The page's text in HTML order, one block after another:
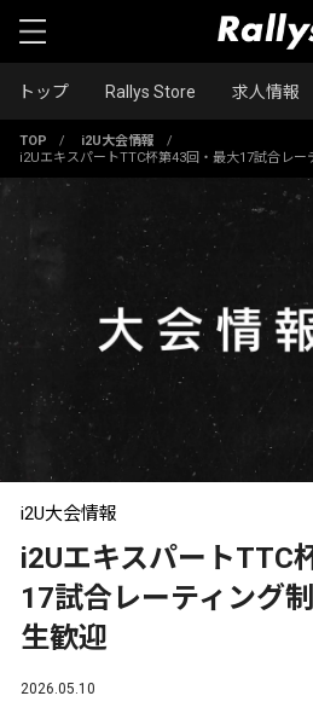
トップ Rallys Store 求人情報
TOP / i2U大会情報
/
i2UエキスパートTTC杯第43回・最大17試合レ
i2U大会情報
i2UエキスパートTTC
17試合レーティング
生歓迎
2026.05.10